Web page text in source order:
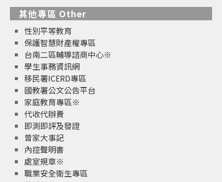
其他專區 Other
性別平等教育
保護智慧財產權專區
台南二區輔導諮商中心※
學生事務資訊網
移民署ICERD專區
國教署公文公告平台
家庭教育專區※
代收代辦費
即測即評及發證
曾家大事記
內控聲明書
處室規章※
職業安全衛生專區